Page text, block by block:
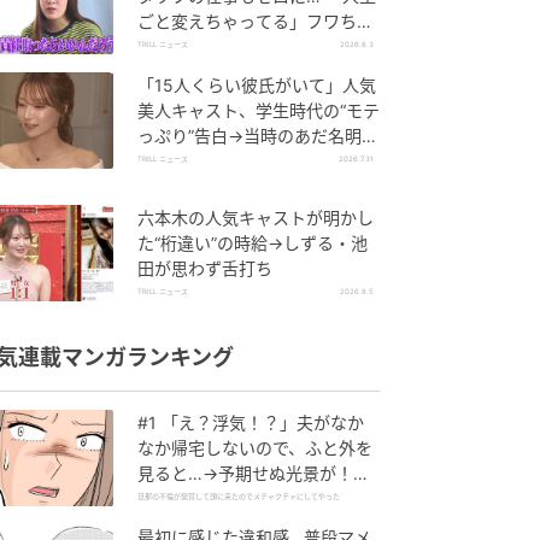
ごと変えちゃってる」フワちゃ
んが語る新たな決意とは
TRILL ニュース 2026.8.3
「15人くらい彼氏がいて」人気
美人キャスト、学生時代の“モテ
っぷり”告白→当時のあだ名明か
し「モテてるわ」の声
TRILL ニュース 2026.7.31
六本木の人気キャストが明かし
た“桁違い”の時給→しずる・池
田が思わず舌打ち
TRILL ニュース 2026.8.5
連載マンガランキング
#1 「え？浮気！？」夫がなか
なか帰宅しないので、ふと外を
見ると…→予期せぬ光景が！｜
旦那の不倫が発覚して頭に来た
旦那の不倫が発覚して頭に来たのでメチャクチャにしてやった